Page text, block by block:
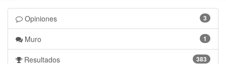
3
Opiniones
1
Muro
383
Resultados